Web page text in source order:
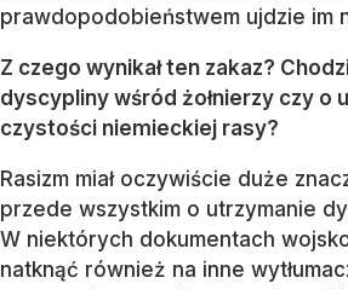
prawdopodobieństwem ujdzie im
Z czego wynikał ten zakaz?
dyscypliny wśród żołnierzy czy o
czystości niemieckiej rasy?
Rasizm miał oczywiście duże
przede wszystkim o utrzymanie
W niektórych dokumentach
natknąć również na inne